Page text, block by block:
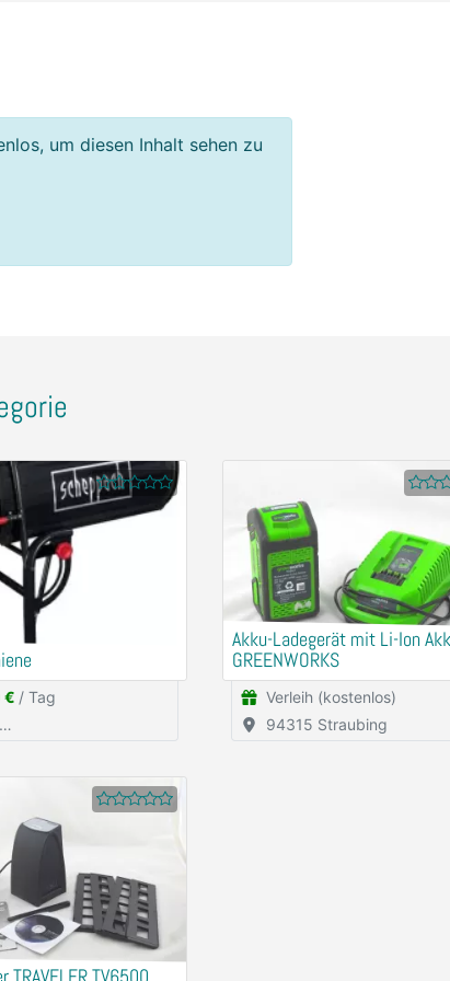
um diesen Inhalt sehen zu
€ / Tag
Akku-Ladegerät mit Li-Ion
GREENWORKS
Verleih (kostenlos)
94315 Straubing